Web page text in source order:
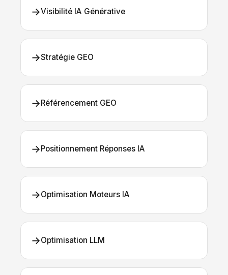
→Visibilité IA Générative
→Stratégie GEO
→Référencement GEO
→Positionnement Réponses IA
→Optimisation Moteurs IA
→Optimisation LLM